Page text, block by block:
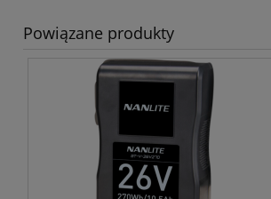
Powiązane produkty